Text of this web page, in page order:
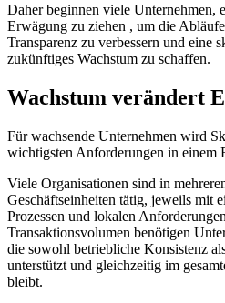
Daher beginnen viele
Erwägung zu ziehen , um die
Transparenz zu verbessern und eine
zukünftiges Wachstum zu schaffen.
Wachstum verändert
Für wachsende Unternehmen wird
wichtigsten Anforderungen in einem
Viele Organisationen sind in
Geschäftseinheiten tätig, jeweils mit
Prozessen und lokalen
Transaktionsvolumen benötigen
die sowohl betriebliche Konsistenz
unterstützt und gleichzeitig im
bleibt.